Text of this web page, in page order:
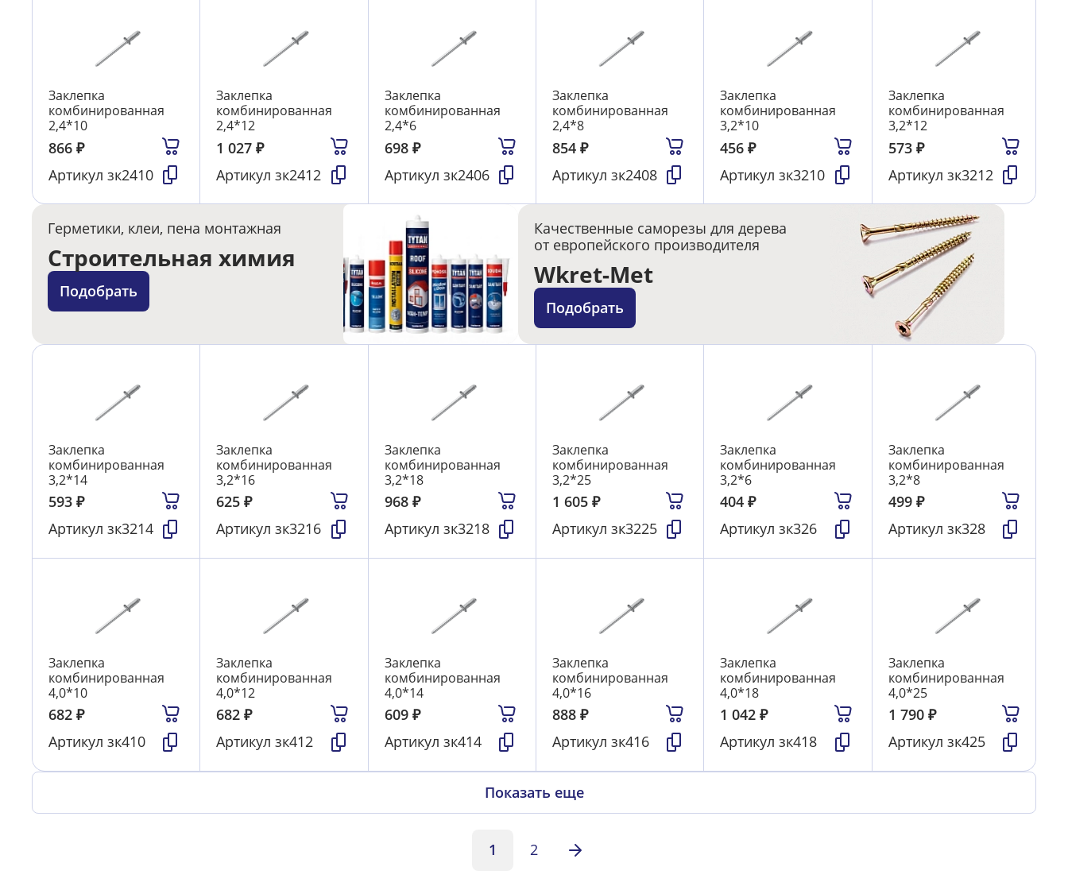
Заклепка
комбинированная
2,4*10
866 ₽
Артикул зк2410
Заклепка
комбинированная
2,4*12
1 027₽
Артикулзк2412
Заклепка
комбинированная
2,4*6
698 ₽
Артикул зк2406
Заклепка
комбинированная
2,4*8
854 ₽
Артикул зк2408
Заклепка
комбинированная
3,2*10
456₽
Артикулзк3210
Заклепка
комбинированная
3,2*12
573 ₽
Артикул зк3212
Герметики, клеи, пена монтажная
Строительная химия
Подобрать
Качественные саморезы для дерева
от европейского производителя
Wkret-Met
Подобрать
Заклепка
комбинированная
3,2*14
593 ₽
Артикул зк3214
Заклепка
комбинированная
3,2*16
625₽
Артикулзк3216
Заклепка
комбинированная
3,2*18
968 ₽
Артикул зк3218
Заклепка
комбинированная
3,2*25
1 605 ₽
Артикул зк3225
Заклепка
комбинированная
3,2*6
404₽
Артикулзк326
Заклепка
комбинированная
3,2*8
499 ₽
Артикул зк328
Заклепка
комбинированная
4,0*10
682 ₽
Артикул зк410
Заклепка
комбинированная
4,0*12
682₽
Артикулзк412
Заклепка
комбинированная
4,0*14
609 ₽
Артикул зк414
Заклепка
комбинированная
4,0*16
888 ₽
Артикул зк416
Заклепка
комбинированная
4,0*18
1 042₽
Артикулзк418
Заклепка
комбинированная
4,0*25
1 790 ₽
Артикул зк425
Показать еще
1 2